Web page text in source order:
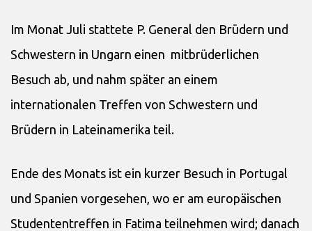
Im Monat Juli stattete P. General den Brüdern und
Schwestern in Ungarn einen mitbrüderlichen
Besuch ab, und nahm später an einem
internationalen Treffen von Schwestern und
Brüdern in Lateinamerika teil.
Ende des Monats ist ein kurzer Besuch in Portugal
und Spanien vorgesehen, wo er am europäischen
Studententreffen in Fatima teilnehmen wird; danach